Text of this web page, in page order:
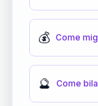
💰 Come
🔮 Come